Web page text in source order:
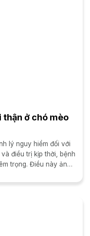
thận ở chó mèo
lý nguy hiểm đối với
điều trị kịp thời, bệnh
trọng. Điều này ảnh